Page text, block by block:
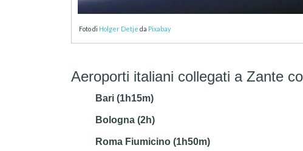
Foto di Holger Detje da Pixabay
Aeroporti italiani collegati a Zante
Bari (1h15m)
Bologna (2h)
Roma Fiumicino (1h50m)